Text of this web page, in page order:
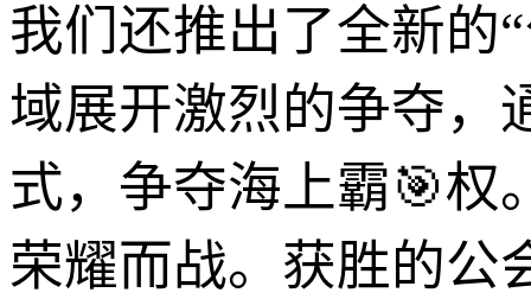
我们还推出了全新的
域展开激烈的争夺，
式，争夺海上霸🎯权
荣耀而战。获胜的公